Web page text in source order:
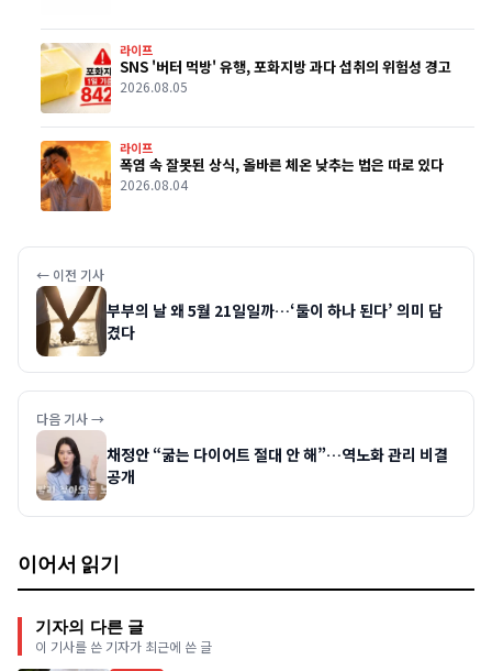
라이프
SNS '버터 먹방' 유행, 포화지방 과다 섭취의 위험성 경고
2026.08.05
라이프
폭염 속 잘못된 상식, 올바른 체온 낮추는 법은 따로 있다
2026.08.04
← 이전 기사
부부의 날 왜 5월 21일일까…‘둘이 하나 된다’ 의미 담
겼다
다음 기사 →
채정안 “굶는 다이어트 절대 안 해”…역노화 관리 비결
공개
이어서 읽기
기자의 다른 글
이 기사를 쓴 기자가 최근에 쓴 글